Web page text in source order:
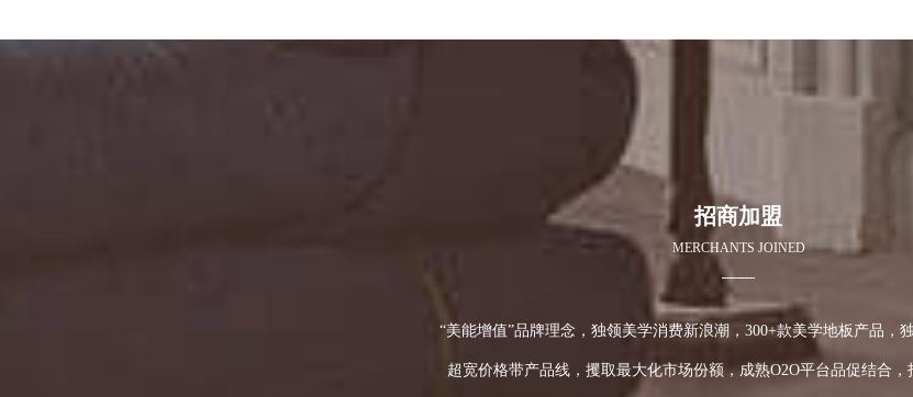
招商加盟
MERCHANTS JOINED
“美能增值”品牌理念，独领美学消费新浪潮，300+款美学地板产品，
超宽价格带产品线，攫取最大化市场份额，成熟O2O平台品促结合